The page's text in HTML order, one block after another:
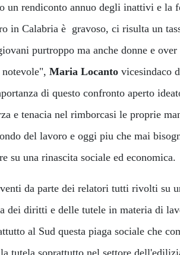
un rendiconto annuo degli inattivi e la
in Calabria è gravoso, ci risulta un
purtroppo ma anche donne e
Maria Locanto vicesindaco
di questo confronto aperto
e tenacia nel rimborcasi le proprie
del lavoro e oggi piu che mai
su una rinascita sociale ed economica.
da parte dei relatori tutti rivolti su
dei diritti e delle tutele in materia di
al Sud questa piaga sociale che
tutela soprattutto nel settore